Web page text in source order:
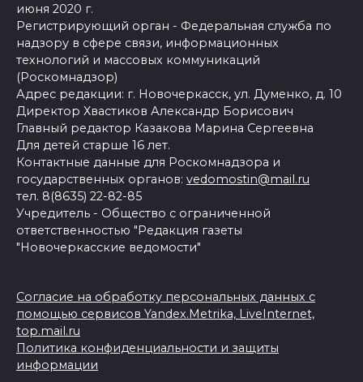
июня 2020 г.
Регистрирующий орган - Федеральная служба по
надзору в сфере связи, информационных
технологий и массовых коммуникаций
(Роскомнадзор)
Адрес редакции: г. Новочеркасск, ул. Думенко, д. 10
Директор Хвастиков Александр Борисович
Главный редактор Казакова Марина Сергеевна
Для детей старше 16 лет.
Контактные данные для Роскомнадзора и
государственных органов: vedomostin@mail.ru
тел. 8(8635) 22-82-85
Учредитель - Общество с ограниченной
ответственностью "Редакция газеты
"Новочеркасские ведомости"
Согласие на обработку персональных данных с
помощью сервисов Yandex.Metrika, LiveInternet,
top.mail.ru
Политика конфиденциальности и защиты
информации